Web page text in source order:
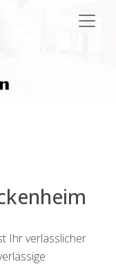
Ihr verlässlicher